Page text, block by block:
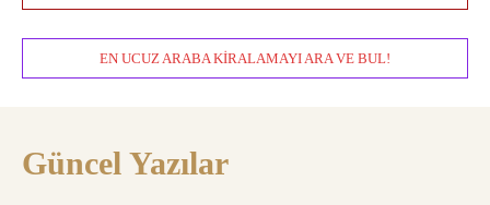
EN UCUZ ARABA KIRALAMAYI ARA VE BUL!
Güncel Yazılar